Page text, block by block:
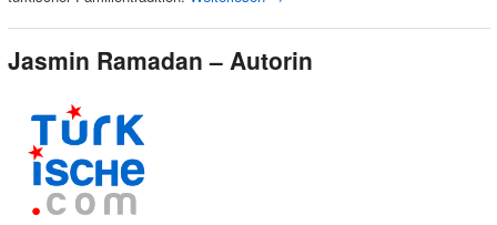
Jasmin Ramadan – Autorin